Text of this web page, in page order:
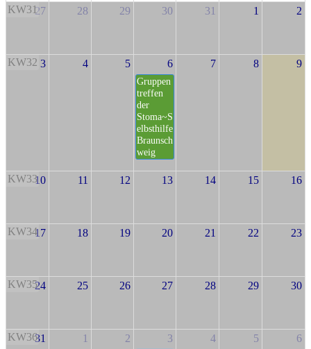
KW3127 28 29 30 31 1 2
KW32 3 4 5 6
Gruppen
treffen
der
Stoma~S
elbsthilfe
Braunsch
weig
7 8 9
KW3310 11 12 13 14 15 16
KW3417 18 19 20 21 22 23
KW3524 25 26 27 28 29 30
KW3631 1 2 3 4 5 6